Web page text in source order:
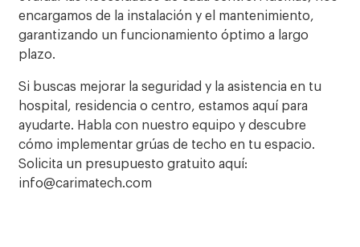
encargamos de la instalación y el mantenimiento,
garantizando un funcionamiento óptimo a largo
plazo.
Si buscas mejorar la seguridad y la asistencia en tu
hospital, residencia o centro, estamos aquí para
ayudarte. Habla con nuestro equipo y descubre
cómo implementar grúas de techo en tu espacio.
Solicita un presupuesto gratuito aquí:
info@carimatech.com